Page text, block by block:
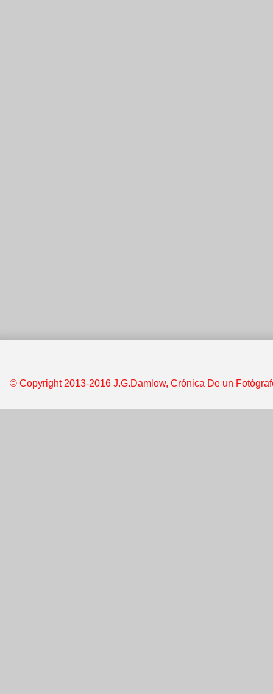
© Copyright 2013-2016 J.G.Damlow, Crónica De un